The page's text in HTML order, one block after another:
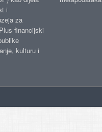
i
za
financijski
kulturu i